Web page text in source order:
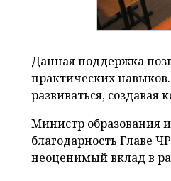
Данная поддержка
практических
развиваться,
Министр образования
благодарность Главе
неоценимый вклад в